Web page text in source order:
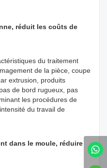
réduit les coûts de
du traitement
de la pièce, coupe
extrusion, produits
de bord rugueux, pas
les procédures de
du travail de
dans le moule, réduire